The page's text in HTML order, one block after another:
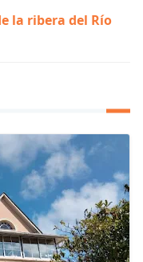
la ribera del Río